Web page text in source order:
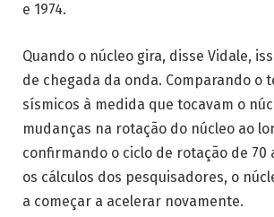
e 1974.
Quando o núcleo gira, disse Vidale,
de chegada da onda. Comparando o
sísmicos à medida que tocavam o
mudanças na rotação do núcleo ao
confirmando o ciclo de rotação de 70
os cálculos dos pesquisadores, o
a começar a acelerar novamente.